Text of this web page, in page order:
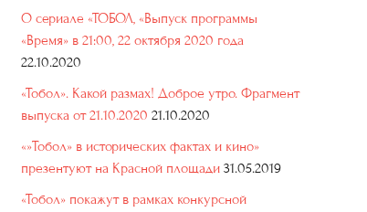
О сериале «ТОБОЛ, «Выпуск программы
«Время» в 21:00, 22 октября 2020 года
22.10.2020
«Тобол». Какой размах! Доброе утро. Фрагмент
выпуска от 21.10.2020 21.10.2020
«»Тобол» в исторических фактах и кино»
презентуют на Красной площади 31.05.2019
«Тобол» покажут в рамках конкурсной